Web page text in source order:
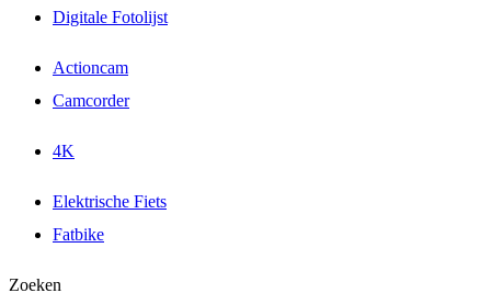
Digitale Fotolijst
Actioncam
Camcorder
4K
Elektrische Fiets
Fatbike
Zoeken